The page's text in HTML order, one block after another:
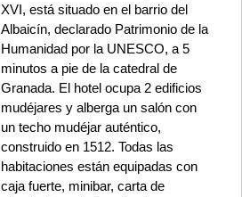
XVI, está situado en el barrio del
Albaicín, declarado Patrimonio de la
Humanidad por la UNESCO, a 5
minutos a pie de la catedral de
Granada. El hotel ocupa 2 edificios
mudéjares y alberga un salón con
un techo mudéjar auténtico,
construido en 1512. Todas las
habitaciones están equipadas con
caja fuerte, minibar, carta de